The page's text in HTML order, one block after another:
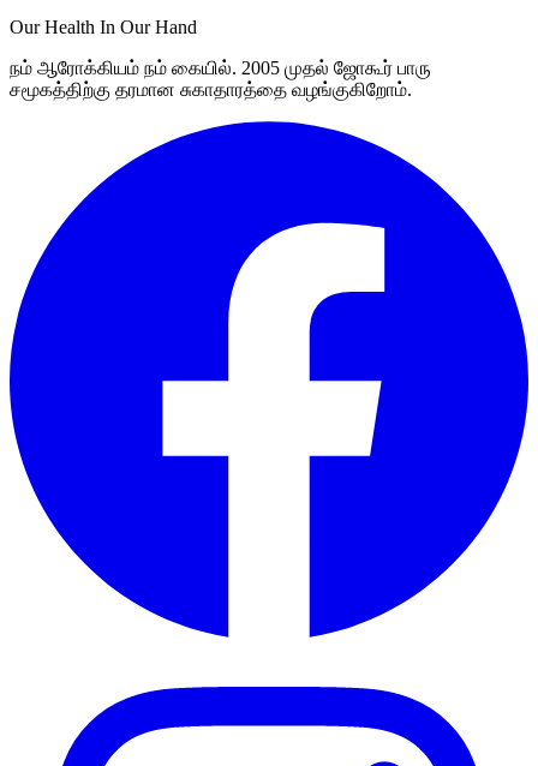
Our Health In Our Hand
நம் ஆரோக்கியம் நம் கையில். 2005 முதல் ஜோகூர் பாரு
சமூகத்திற்கு தரமான சுகாதாரத்தை வழங்குகிறோம்.